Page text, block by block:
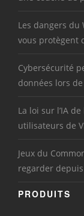
Les dangers du
vous protègent
Cybersécurité
données lors
La loi sur l’IA
utilisateurs de
Jeux du
regarder
PRODUITS